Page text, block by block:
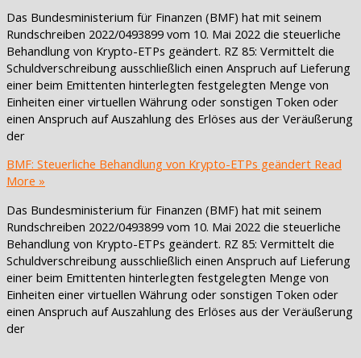
Das Bundesministerium für Finanzen (BMF) hat mit seinem
Rundschreiben 2022/0493899 vom 10. Mai 2022 die steuerliche
Behandlung von Krypto-ETPs geändert. RZ 85: Vermittelt die
Schuldverschreibung ausschließlich einen Anspruch auf Lieferung
einer beim Emittenten hinterlegten festgelegten Menge von
Einheiten einer virtuellen Währung oder sonstigen Token oder
einen Anspruch auf Auszahlung des Erlöses aus der Veräußerung
der
BMF: Steuerliche Behandlung von Krypto-ETPs geändert Read
More »
Das Bundesministerium für Finanzen (BMF) hat mit seinem
Rundschreiben 2022/0493899 vom 10. Mai 2022 die steuerliche
Behandlung von Krypto-ETPs geändert. RZ 85: Vermittelt die
Schuldverschreibung ausschließlich einen Anspruch auf Lieferung
einer beim Emittenten hinterlegten festgelegten Menge von
Einheiten einer virtuellen Währung oder sonstigen Token oder
einen Anspruch auf Auszahlung des Erlöses aus der Veräußerung
der